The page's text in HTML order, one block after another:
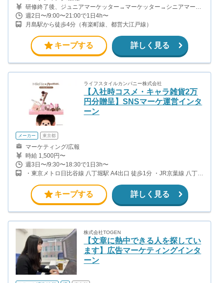
研修終了後、ジュニアマーケッター→マーケッター→シニアマーケ
ッター→副主任→主任→マネージャーと昇格していきます。 ・ジュ
ニアマーケッター＆マーケッター＆シニアマーケッター SNSアカウ
ントへの投稿1件につき1,000円〜4,000円 成果報酬1件につき2,500
よるインセンティブ ※週20時間以上の稼働目安 ・マネージャー 固
定報酬15〜20万円/月 +成果購入・再生数達成によるインセンティ
ブ ※週20時間以上の稼働目安 学生インターンの平均報酬は月8万円
前後（時給換算2,000円以上）です。
週2日〜/9:00〜21:00で1日4h〜
月島駅から徒歩4分（有楽町線、都営大江戸線）
キープする 詳しく見る
ライフスタイルカンパニー株式会社
【入社時コスメ・キャラ雑貨2万
円分贈呈】SNSマーケ運営インタ
ーン
メーカー 東京都
マーケティング/広報
時給 1,500円〜
週3日〜/9:30〜18:30で1日3h〜
・東京メトロ日比谷線 八丁堀駅 A4出口 徒歩1分 ・JR京葉線 八丁堀
口 徒歩4分
キープする 詳しく見る
株式会社TOGEN
【文章に熱中できる人を探してい
ます】広告マーケティングインタ
ーン